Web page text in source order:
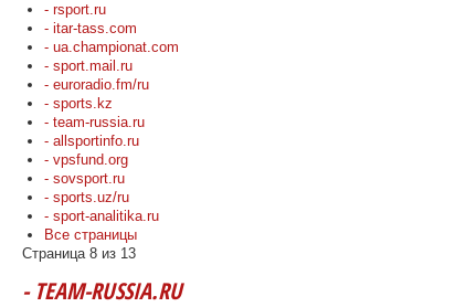
- rsport.ru
- itar-tass.com
- ua.championat.com
- sport.mail.ru
- euroradio.fm/ru
- sports.kz
- team-russia.ru
- allsportinfo.ru
- vpsfund.org
- sovsport.ru
- sports.uz/ru
- sport-analitika.ru
Все страницы
Страница 8 из 13
- TEAM-RUSSIA.RU